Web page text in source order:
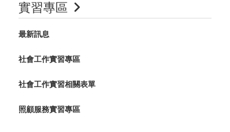
實習專區
最新訊息
社會工作實習專區
社會工作實習相關表單
照顧服務實習專區